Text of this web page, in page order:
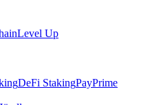
Level Up
DeFi StakingPayPrime